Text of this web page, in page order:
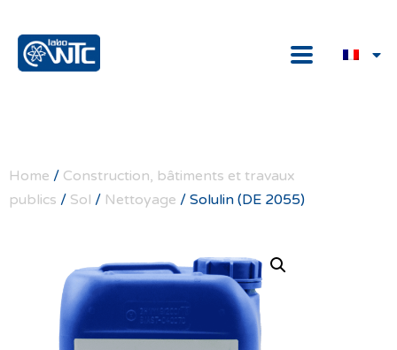
Home / Construction, bâtiments et travaux
publics / Sol / Nettoyage / Solulin (DE 2055)